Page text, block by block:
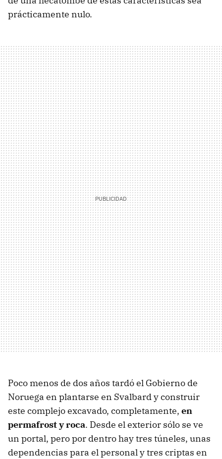
prácticamente nulo.
Poco menos de dos años tardó el Gobierno de
Noruega en plantarse en Svalbard y construir
este complejo excavado, completamente, en
permafrost y roca. Desde el exterior sólo se ve
un portal, pero por dentro hay tres túneles, unas
dependencias para el personal y tres criptas en